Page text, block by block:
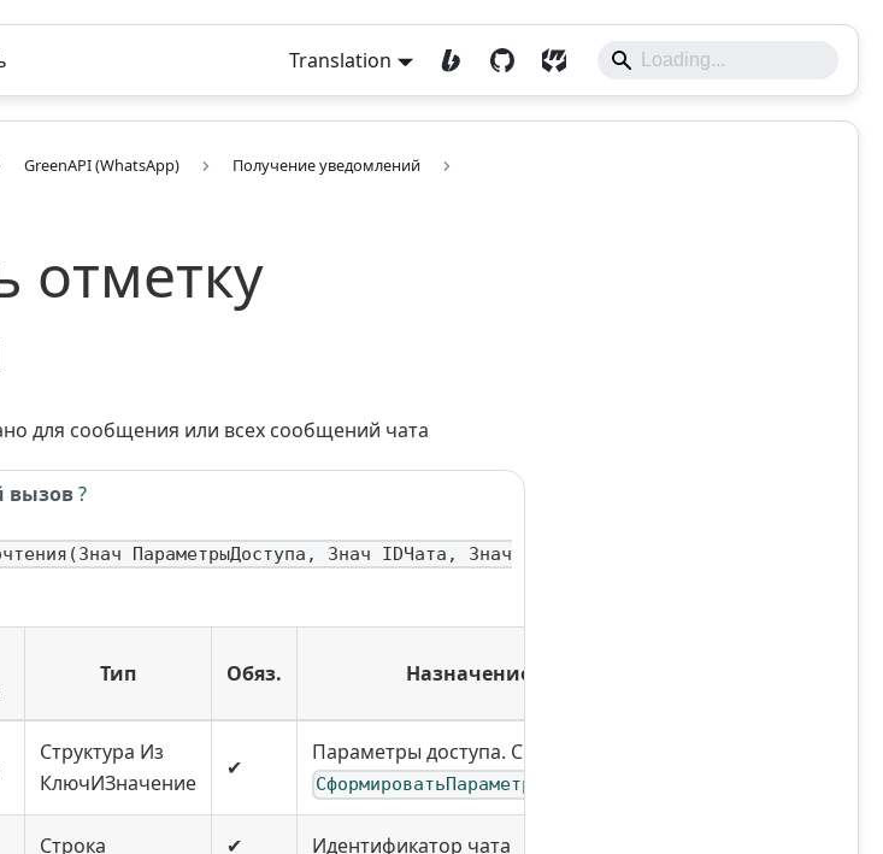
Translation
GreenAPI (WhatsApp)
Получение уведомлений
отметку
для сообщения или всех сообщений чата
вызов?
ПараметрыДоступа, Знач IDЧата, Знач
Тип Обяз. Назначение
Структура Из
КлючИЗначение
✔
Параметры доступа. См.
СформироватьПараметрыДоступа
Строка ✔ Идентификатор чата